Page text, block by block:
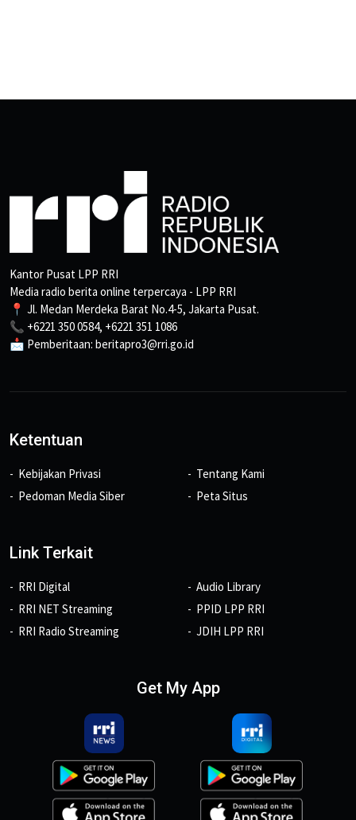
Kantor Pusat LPP RRI
Media radio berita online terpercaya - LPP RRI
📍 Jl. Medan Merdeka Barat No.4-5, Jakarta Pusat.
📞 +6221 350 0584, +6221 351 1086
📩 Pemberitaan: beritapro3@rri.go.id
Ketentuan
Kebijakan Privasi
Pedoman Media Siber
Tentang Kami
Peta Situs
Link Terkait
RRI Digital
RRI NET Streaming
RRI Radio Streaming
Audio Library
PPID LPP RRI
JDIH LPP RRI
Get My App